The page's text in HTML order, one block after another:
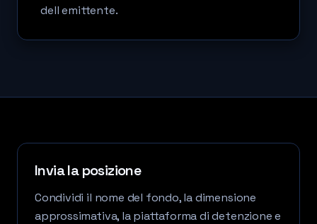
dell emittente.
Invia la posizione
Condividi il nome del fondo, la dimensione
approssimativa, la piattaforma di detenzione e